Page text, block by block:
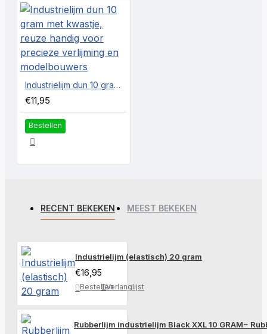
Industrielijm dun 10 gram met kwastje, reuze handig voor precieze verlijming en modelbouwers
€11,95
Bestellen
RECENT BEKEKEN MEEST BEKEKEN
Industrielijm (elastisch) 20 gram
€16,95
BestellenVerlanglijst
Rubberlijm industrielijm Black XXL 10 GRAM~